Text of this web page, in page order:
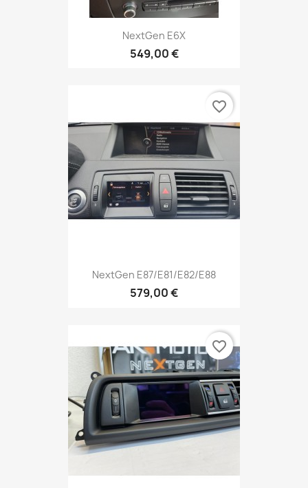
NextGen E6X
549,00 €
NextGen E87/E81/E82/E88
579,00 €
favorite_border
favorite_border